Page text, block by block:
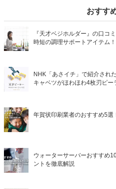
おすす
『天才ベジホルダー』の口コ
時短の調理サポートアイテム！
NHK「あさイチ」で紹介され
キャベツがほわほわ4枚刃ピー
年賀状印刷業者のおすすめ5
ウォーターサーバーおすすめ
ントを徹底解説